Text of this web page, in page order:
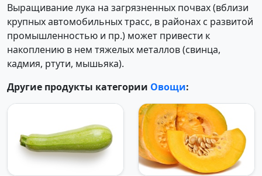
Выращивание лука на загрязненных почвах (вблизи
крупных автомобильных трасс, в районах с развитой
промышленностью и пр.) может привести к
накоплению в нем тяжелых металлов (свинца,
кадмия, ртути, мышьяка).
Другие продукты категории Овощи: